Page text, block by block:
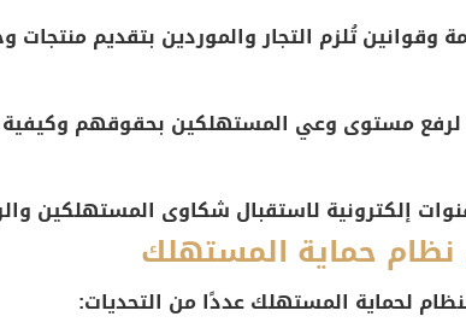
وقوانين تُلزم التجار والموردين بتقديم
مستوى وعي المستهلكين بحقوقهم وكيفية
إلكترونية لاستقبال شكاوى المستهلكين
حماية المستهلك
لحماية المستهلك عددًا من التحديات: